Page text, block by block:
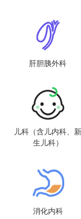
肝胆胰外科
儿科（含儿内科、新
生儿科）
消化内科